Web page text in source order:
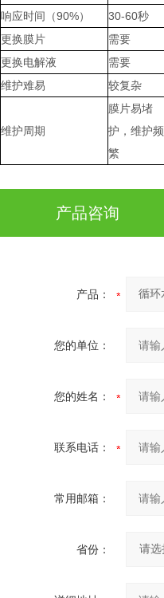
响应时间（90%） 30-60秒
更换膜片
需要
更换电解液
需要
维护难易
较复杂
维护周期
膜片易堵
护，维护频
繁
产品咨询
产品：
您的单位：
您的姓名：
联系电话：
常用邮箱：
省份：